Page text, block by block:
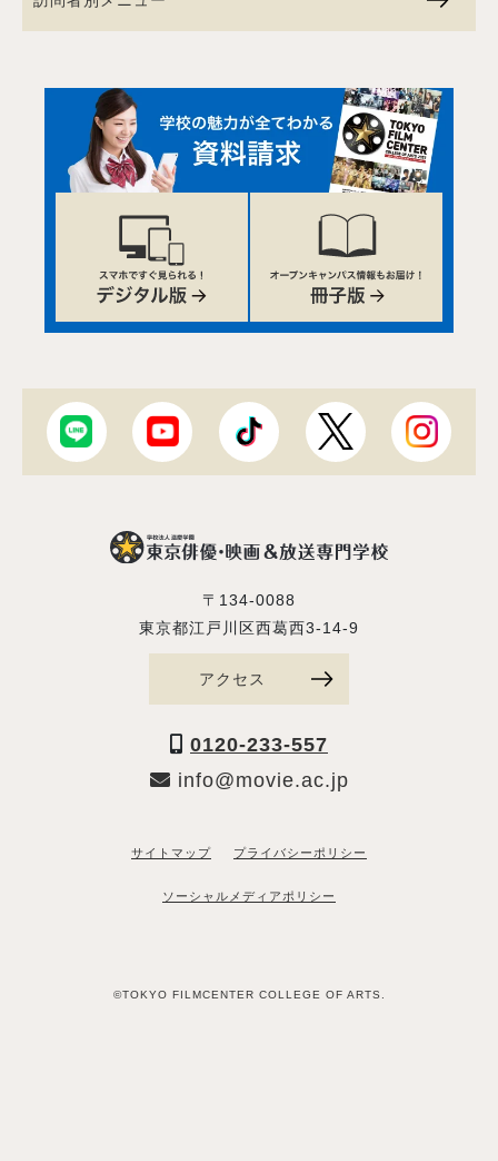
〒134-0088
東京都江戸川区西葛西3-14-9
アクセス
0120-233-557
info@movie.ac.jp
サイトマップ プライバシーポリシー
ソーシャルメディアポリシー
©TOKYO FILMCENTER COLLEGE OF ARTS.